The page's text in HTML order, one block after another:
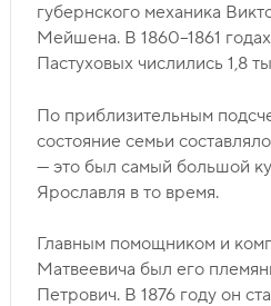
губернского механика
Мейшена. В 1860–1861
Пастуховых числились 1,8
По приблизительным
состояние семьи
— это был самый большой
Ярославля в то время.
Главным помощником и
Матвеевича был его
Петрович. В 1876 году он